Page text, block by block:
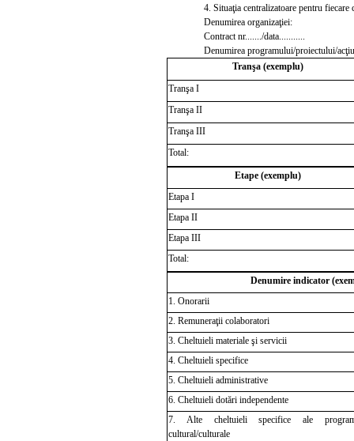
4. Situaţia centralizatoare pentru
Denumirea organizaţiei:
Contract nr......./data...........
Denumirea programului/proiectului/
Tranşa (exemplu)
Tranşa I
Tranşa II
Tranşa III
Total:
Etape (exemplu)
Etapa I
Etapa II
Etapa III
Total:
Denumire indicator
1. Onorarii
2. Remuneraţii colaboratori
3. Cheltuieli materiale şi servicii
4. Cheltuieli specifice
5. Cheltuieli administrative
6. Cheltuieli dotări independente
7. Alte cheltuieli specifice ale
cultural/culturale